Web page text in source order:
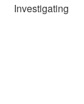
Investigating